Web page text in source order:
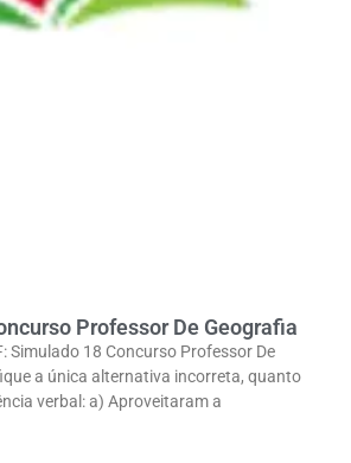
Professor De Geografia
Simulado 18 Concurso Professor De
a única alternativa incorreta, quanto
verbal: a) Aproveitaram a